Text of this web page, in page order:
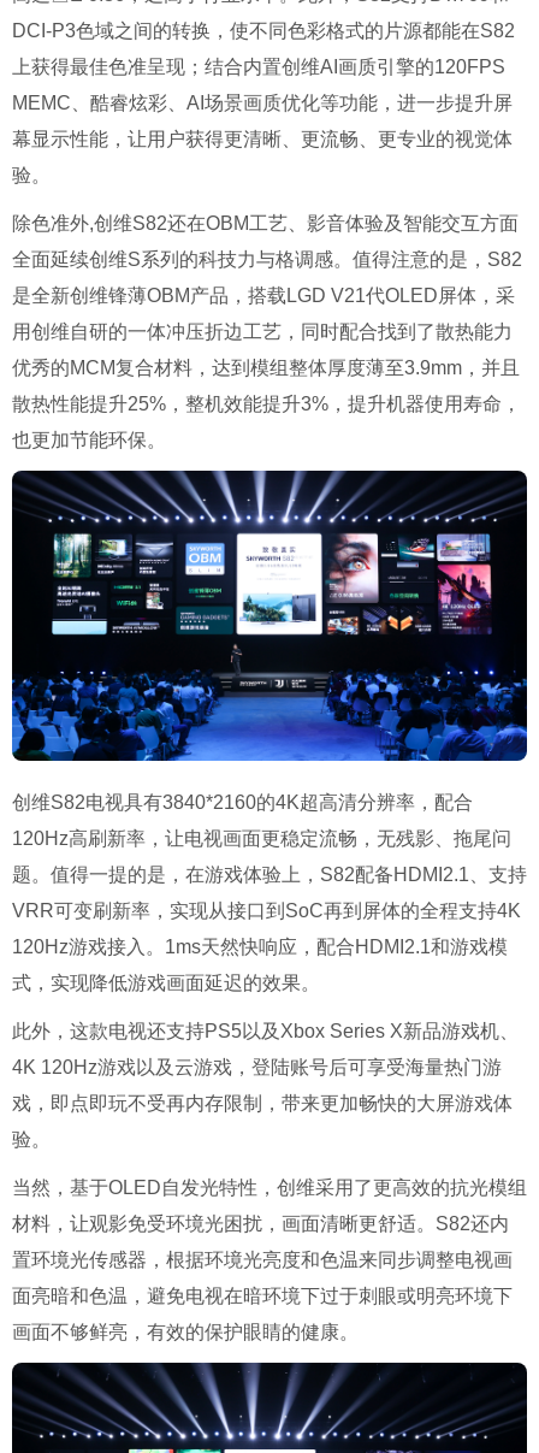
DCI-P3色域之间的转换，使不同色彩格式的片源都能在S82
上获得最佳色准呈现；结合内置创维AI画质引擎的120FPS
MEMC、酷睿炫彩、AI场景画质优化等功能，进一步提升屏
幕显示性能，让用户获得更清晰、更流畅、更专业的视觉体
验。
除色准外,创维S82还在OBM工艺、影音体验及智能交互方面
全面延续创维S系列的科技力与格调感。值得注意的是，S82
是全新创维锋薄OBM产品，搭载LGD V21代OLED屏体，采
用创维自研的一体冲压折边工艺，同时配合找到了散热能力
优秀的MCM复合材料，达到模组整体厚度薄至3.9mm，并且
散热性能提升25%，整机效能提升3%，提升机器使用寿命，
也更加节能环保。
创维S82电视具有3840*2160的4K超高清分辨率，配合
120Hz高刷新率，让电视画面更稳定流畅，无残影、拖尾问
题。值得一提的是，在游戏体验上，S82配备HDMI2.1、支持
VRR可变刷新率，实现从接口到SoC再到屏体的全程支持4K
120Hz游戏接入。1ms天然快响应，配合HDMI2.1和游戏模
式，实现降低游戏画面延迟的效果。
此外，这款电视还支持PS5以及Xbox Series X新品游戏机、
4K 120Hz游戏以及云游戏，登陆账号后可享受海量热门游
戏，即点即玩不受再内存限制，带来更加畅快的大屏游戏体
验。
当然，基于OLED自发光特性，创维采用了更高效的抗光模组
材料，让观影免受环境光困扰，画面清晰更舒适。S82还内
置环境光传感器，根据环境光亮度和色温来同步调整电视画
面亮暗和色温，避免电视在暗环境下过于刺眼或明亮环境下
画面不够鲜亮，有效的保护眼睛的健康。